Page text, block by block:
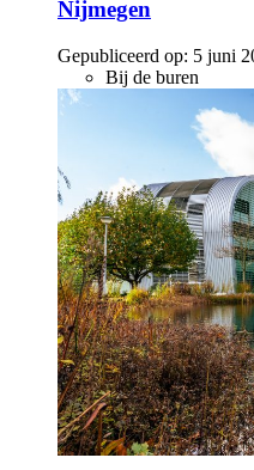
Nijmegen
Gepubliceerd op: 5 juni
Bij de buren